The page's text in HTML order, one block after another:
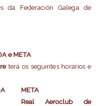
da Federación Galega de
e META
terá os seguintes horarios e
META
Real Aeroclub de